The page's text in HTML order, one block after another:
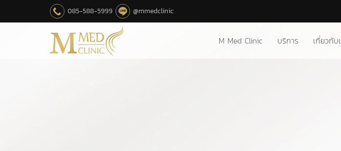
085-588-5999 @mmedclinic
M Med Clinic บริการ เกี่ยวกับ